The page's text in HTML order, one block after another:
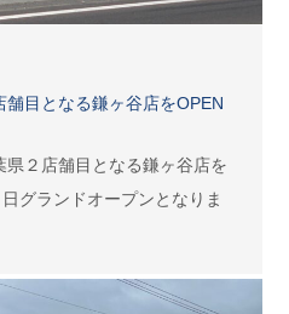
目となる鎌ヶ谷店をOPEN
県２店舗目となる鎌ヶ谷店を
グランドオープンとなりま